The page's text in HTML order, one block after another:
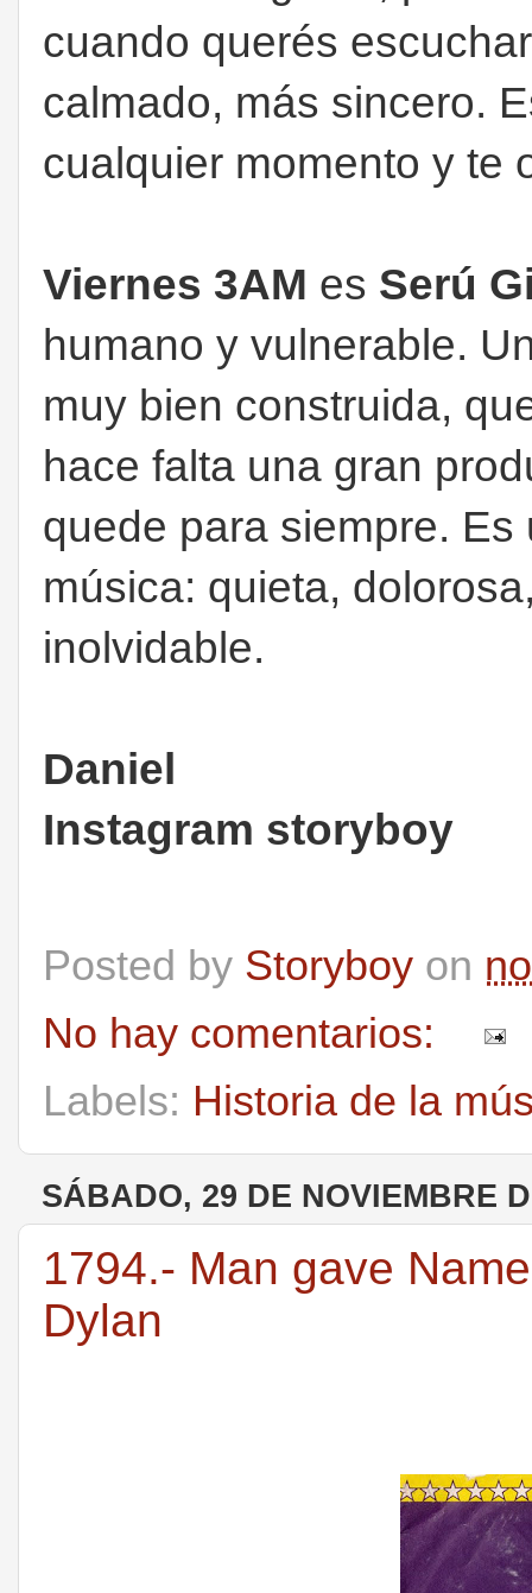
cuando querés
calmado, más sincero.
cualquier momento y te
Viernes 3AM es Serú
humano y vulnerable.
muy bien construida,
hace falta una gran
quede para siempre.
música: quieta,
inolvidable.
Daniel
Instagram storyboy
Posted by Storyboy on
No hay comentarios:
Labels: Historia de la
SÁBADO, 29 DE NOVIEMBRE
1794.- Man gave
Dylan